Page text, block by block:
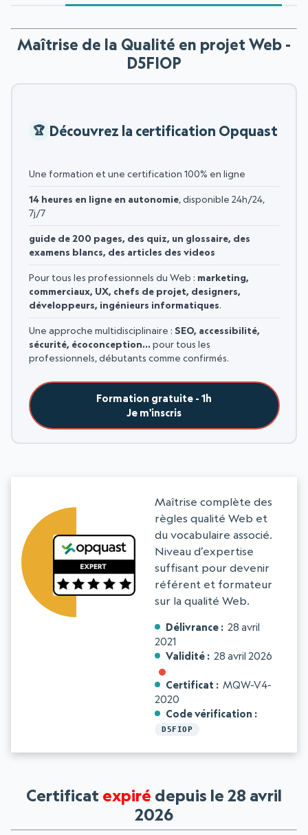
Maîtrise de la Qualité en projet Web -
D5FIOP
Découvrez la certification Opquast
Une formation et une certification 100% en ligne
14 heures en ligne en autonomie, disponible 24h/24,
7j/7
guide de 200 pages, des quiz, un glossaire, des
examens blancs, des articles des videos
Pour tous les professionnels du Web : marketing,
commerciaux, UX, chefs de projet, designers,
développeurs, ingénieurs informatiques.
Une approche multidisciplinaire : SEO, accessibilité,
sécurité, écoconception… pour tous les
professionnels, débutants comme confirmés.
Formation gratuite - 1h
Je m'inscris
Maîtrise complète des
règles qualité Web et
du vocabulaire associé.
Niveau d’expertise
suffisant pour devenir
référent et formateur
sur la qualité Web.
Délivrance
28 avril
2021
Validité
28 avril 2026
Certificat
MQW-V4-
2020
Code vérification
D5FIOP
Certificat expiré depuis le 28 avril
2026